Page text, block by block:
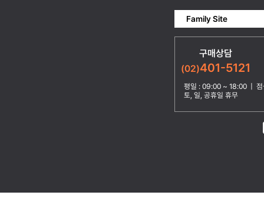
Family Site
구매상담
(02)401-5121
평일 : 09:00 ~ 18:00 | 점
토, 일, 공휴일 휴무